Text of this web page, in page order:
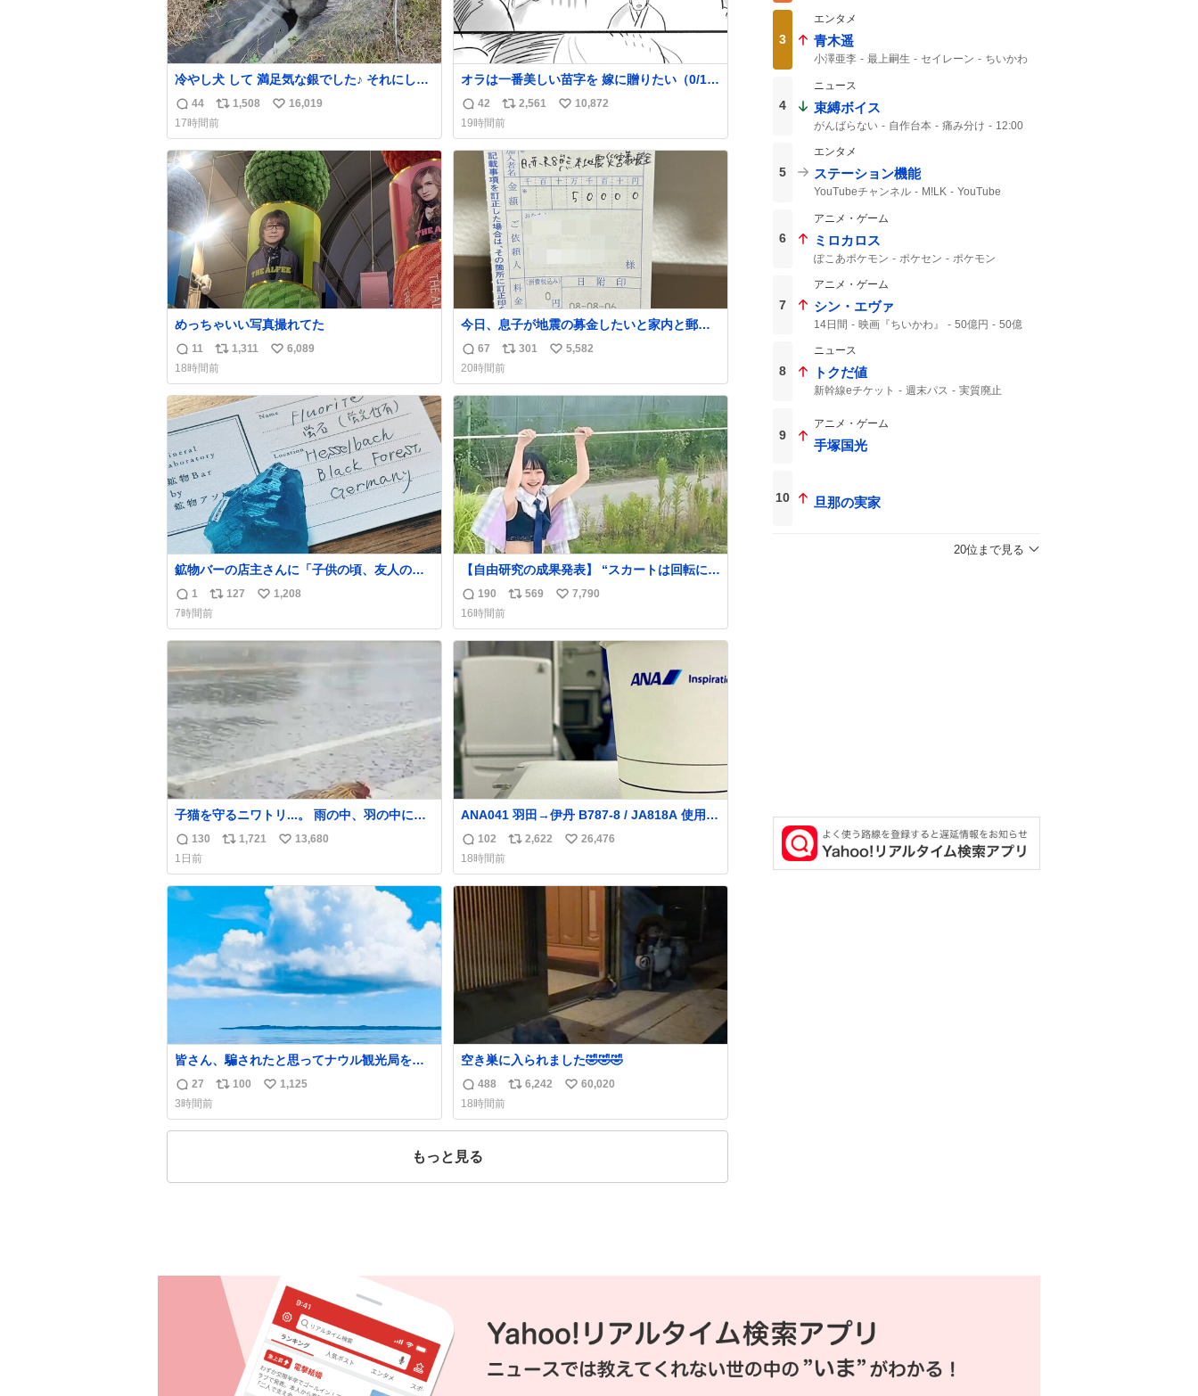
冷やし犬 して 満足気な銀でした♪ それにして
も こんなに冷たい山水によく入っていられる
よね😅
返
信
数
44
リ
ポ
ス
ト
数
1,508
い
ね
数
16,019
17時間前
オラは一番美しい苗字を 嫁に贈りたい（0/16)
#コルクマンガ専科
返
信
数
42
リ
ポ
ス
ト
数
2,561
い
ね
数
10,872
19時間前
めっちゃいい写真撮れてた
返
信
数
11
リ
ポ
ス
ト
1,311
い
ね
数
6,089
18時間前
今日、息子が地震の募金したいと家内と郵便
局に行ったみたいです。おもちゃとか買う選
択肢もあったと思うけど、自分で貯めてた2万
円を役に立てて欲しい、みんなも元気になっ
て欲しいと。家内も一緒に募金したので、自
分も何かできたらなぁと思いました。
返
信
数
67
リ
ポ
ス
ト
数
301
い
ね
数
5,582
20時間前
鉱物バーの店主さんに「子供の頃、友人の土
産で青い石を貰って、それがすごく気に入っ
てたのに、いつかの引越しで無くしてしまっ
た」という話をしたら、 「お土産で買ってき
たくらいの価格感なら、ドイツの黒い森のフ
ローライトかな…」と当たりつけてもらっ
た。確かにこんな感じだった気がする 凄い
返
信
数
1
リ
ポ
ス
数
127
い
ね
1,208
7時間前
【自由研究の成果発表】 “スカートは回転によ
って広がるが、岡澤恋によって270°までなら
広がらずに回転が可能なことが証明された！”
返
信
数
190
リ
ス
ト
569
い
ね
数
7,790
16時間前
子猫を守るニワトリ...。 雨の中、羽の中に子
猫を入れて守る姿に感動した！！ 愛は種族を
超える！
返
信
数
130
リ
ス
ト
数
1,721
い
ね
数
13,680
1日前
ANA041 羽田→伊丹 B787-8 / JA818A 使用機
到着遅れにつき 「安全に支障ない範囲で1分1
秒でも遅延回復に努めております」と機長の
気合い十分！ が、フライトは順調に進みす
ぎ… 「飛ばしすぎたせいか現在奈良県上空で
の待機を命じられております」 でコンソメス
ープ吹き出しそうになりましたw
返
信
数
102
リ
ス
ト
数
2,622
い
ね
26,476
18時間前
皆さん、騙されたと思ってナウル観光局をフ
ォローしてみてください。たまに海とか島と
かわけわからん画像が流れてくるだけで、特
に何も起こりません。
返
信
数
27
リ
ス
100
い
ね
1,125
3時間前
空き巣に入られました🤣🤣🤣
返
信
数
488
リ
ス
6,242
い
ね
60,020
18時間前
もっと見る
3
エンタメ
青木遥
小澤亜李 最上嗣生 セイレーン
ちいかわ
4
ニュース
束縛ボイス
がんばらない 自作台本 痛み分け
12:00
5
エンタメ
ステーション機能
YouTubeチャンネル M!LK YouTube
6
アニメ・ゲーム
ミロカロス
ぽこあポケモン ポケセン
ポケモン
7
アニメ・ゲーム
シン・エヴァ
14日間 映画『ちいかわ』 50億円
50億
8
ニュース
トクだ値
新幹線eチケット 週末パス
実質廃止
9
アニメ・ゲーム
手塚国光
10 旦那の実家
20位まで見る